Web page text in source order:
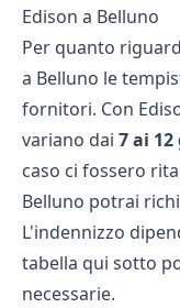
Edison a Belluno
Per quanto
a Belluno le
fornitori. Con
variano dai 7 ai
caso ci fossero
Belluno potrai
L'indennizzo
tabella qui sotto
necessarie.